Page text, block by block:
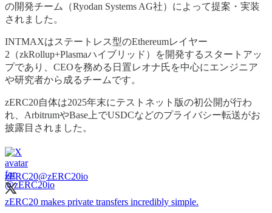
の開発チーム（Ryodan Systems AG社）によって提案・実装
されました。
INTMAXはステートレス型のEthereumレイヤー
2（zkRollup+Plasmaハイブリッド）を開発するスタートアッ
プであり、CEOを務める日置レオナ氏を中心にエンジニア
や研究者から成るチームです。
zERC20自体は2025年末にテストネット版の初公開が行わ
れ、ArbitrumやBase上でUSDCなどのプライバシー転送がお
披露目されました。
zERC20@zERC20io
zERC20 makes private transfers incredibly simple.